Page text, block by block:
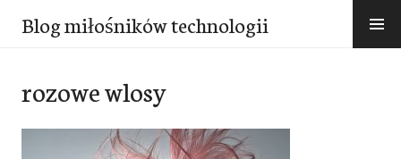
Blog miłośników technologii
rozowe wlosy